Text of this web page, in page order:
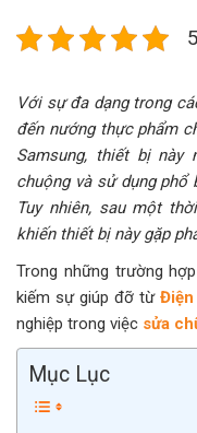
Với sự đa dạng trong
đến nướng thực phẩm
Samsung, thiết bị này
chuộng và sử dụng
Tuy nhiên, sau một
khiến thiết bị này gặp
Trong những trường
kiếm sự giúp đỡ từ Điện
nghiệp trong việc sửa
Mục Lục